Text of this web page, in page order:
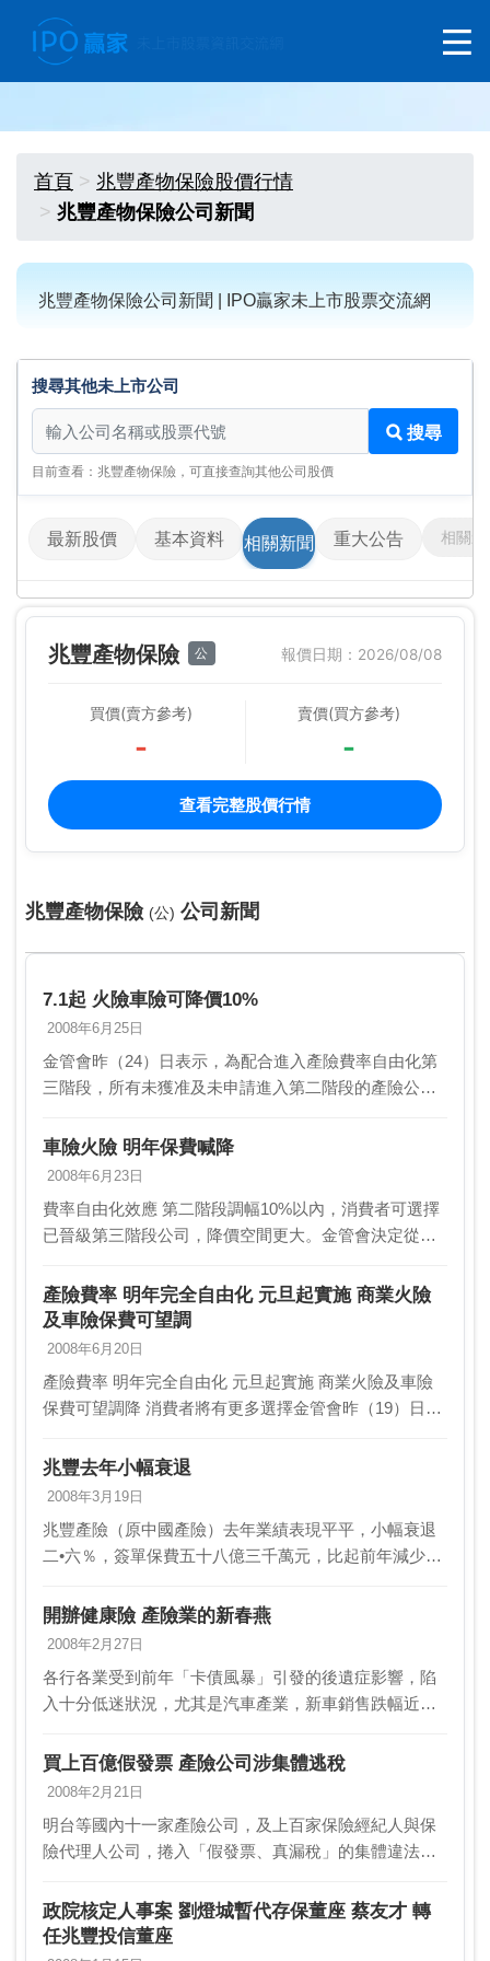
首頁
兆豐產物保險股價行情
兆豐產物保險公司新聞
兆豐產物保險公司新聞 | IPO贏家未上市股票交流網
搜尋其他未上市公司
搜尋其他未上市公司
搜尋
目前查看：兆豐產物保險，可直接查詢其他公司股價
最新股價 基本資料 相關新聞 重大公告 相關影
兆豐產物保險 公 報價日期：2026/08/08
買價(賣方參考)
-
賣價(買方參考)
-
查看完整股價行情
兆豐產物保險 (公) 公司新聞
7.1起 火險車險可降價10%
2008年6月25日
金管會昨（24）日表示，為配合進入產險費率自由化第
三階段，所有未獲准及未申請進入第二階段的產險公
可在規章費率10%範圍內調整商業火險與車險的危險
保…
車險火險 明年保費喊降
2008年6月23日
費率自由化效應 第二階段調幅10%以內，消費者可選擇
已晉級第三階段公司，降價空間更大。金管會決定從明
可適用。 據了解，金管會決定，明年起所有產險公司
一…
產險費率 明年完全自由化 元旦起實施 商業火險
及車險保費可望調
2008年6月20日
產險費率 明年完全自由化 元旦起實施 商業火險及車險
保費可望調降 消費者將有更多選擇金管會昨（19）日宣
施。也就是說，未來台灣主管機關將不再管制產險業…
兆豐去年小幅衰退
2008年3月19日
兆豐產險（原中國產險）去年業績表現平平，小幅衰退
二•六％，簽單保費五十八億三千萬元，比起前年減少一
三年民營化以後，業務發展以均衡為主，經營最高原則
是…
開辦健康險 產險業的新春燕
2008年2月27日
各行各業受到前年「卡債風暴」引發的後遺症影響，陷
入十分低迷狀況，尤其是汽車產業，新車銷售跌幅近三
汽車保險，由於占整體產險市場業務比 重高達六成，
致使產…
買上百億假發票 產險公司涉集體逃稅
2008年2月21日
明台等國內十一家產險公司，及上百家保險經紀人與保
險代理人公司，捲入「假發票、真漏稅」的集體違法風
統計，業者所使用假發票金額超過一百億餘元，涉嫌逃
漏鉅額…
政院核定人事案 劉燈城暫代存保董座 蔡友才 轉
任兆豐投信董座